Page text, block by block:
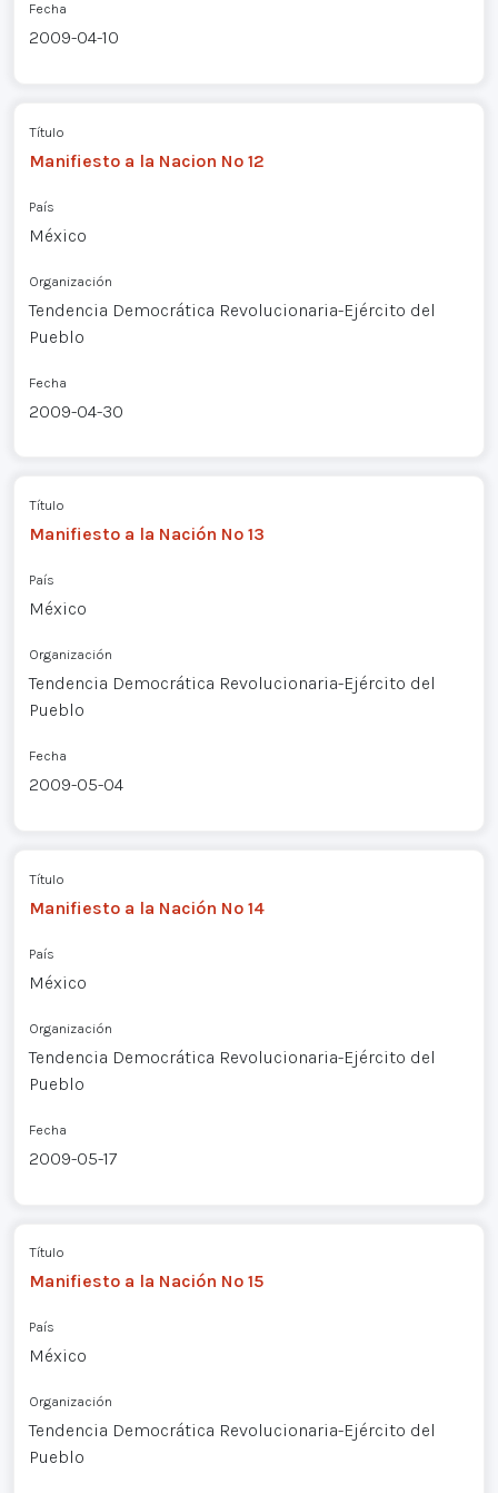
Fecha
2009-04-10
Título
Manifiesto a la Nacion Nº 12
País
México
Organización
Tendencia Democrática Revolucionaria-Ejército del
Pueblo
Fecha
2009-04-30
Título
Manifiesto a la Nación Nº 13
País
México
Organización
Tendencia Democrática Revolucionaria-Ejército del
Pueblo
Fecha
2009-05-04
Título
Manifiesto a la Nación Nº 14
País
México
Organización
Tendencia Democrática Revolucionaria-Ejército del
Pueblo
Fecha
2009-05-17
Título
Manifiesto a la Nación Nº 15
País
México
Organización
Tendencia Democrática Revolucionaria-Ejército del
Pueblo